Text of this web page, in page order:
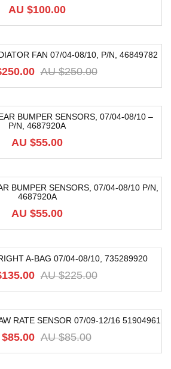
AU $100.00
FAN 07/04-08/10, P/N, 46849782
AU $250.00
250.00
BUMPER SENSORS, 07/04-08/10 –
P/N, 4687920A
AU $55.00
BUMPER SENSORS, 07/04-08/10 P/N,
4687920A
AU $55.00
A-BAG 07/04-08/10, 735289920
AU $225.00
135.00
RATE SENSOR 07/09-12/16 51904961
AU $85.00
85.00